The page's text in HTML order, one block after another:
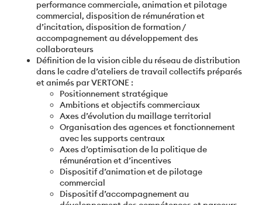
performance commerciale, animation et pilotage
commercial, disposition de rémunération et
d’incitation, disposition de formation /
accompagnement au développement des
collaborateurs
Définition de la vision cible du réseau de distribution
dans le cadre d’ateliers de travail collectifs préparés
et animés par VERTONE :
Positionnement stratégique
Ambitions et objectifs commerciaux
Axes d’évolution du maillage territorial
Organisation des agences et fonctionnement
avec les supports centraux
Axes d’optimisation de la politique de
rémunération et d’incentives
Dispositif d’animation et de pilotage
commercial
Dispositif d’accompagnement au